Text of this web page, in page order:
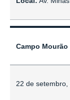
Campo Mourão
22 de